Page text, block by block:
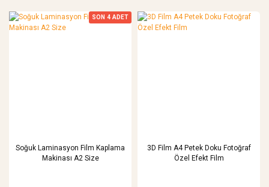
SON 4 ADET
Soğuk Laminasyon Film Kaplama
Makinası A2 Size
3D Film A4 Petek Doku Fotoğraf
Özel Efekt Film